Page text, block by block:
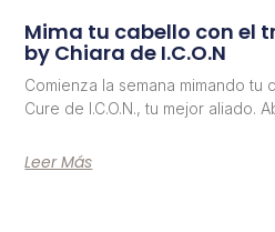
Mima tu cabello con el
by Chiara de I.C.O.N
Comienza la semana mimando tu
Cure de I.C.O.N., tu mejor aliado.
Leer Más